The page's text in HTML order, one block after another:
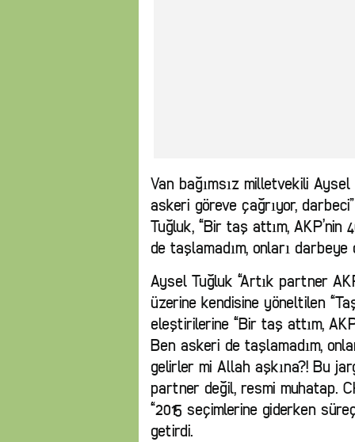
Van bağımsız milletvekili
askeri göreve çağrıyor,
Tuğluk, “Bir taş attım,
de taşlamadım, onları darbeye
Aysel Tuğluk “Artık partner
üzerine kendisine yöneltilen
eleştirilerine “Bir taş attım,
Ben askeri de taşlamadım,
gelirler mi Allah aşkına?! Bu
partner değil, resmi muhatap.
“2015 seçimlerine giderken
getirdi.